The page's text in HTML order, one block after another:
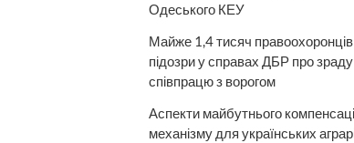
Одеського КЕУ
Майже 1,4 тисяч
підозри у справах ДБР про
співпрацю з ворогом
Аспекти майбутнього
механізму для українських